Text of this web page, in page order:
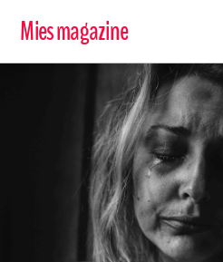
Mies magazine